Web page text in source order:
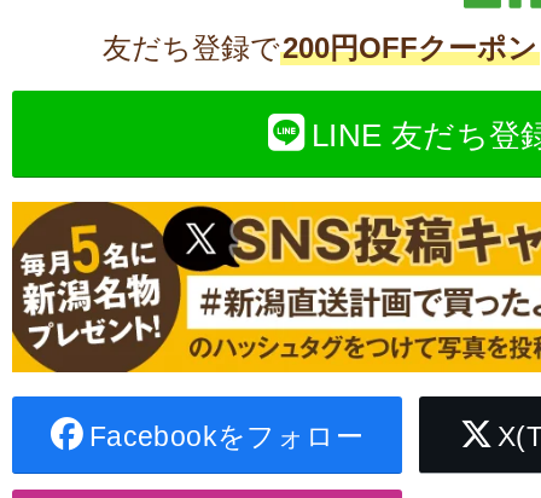
友だち登録で200円OFFクーポン
LINE 友だち登
Facebookをフォロー